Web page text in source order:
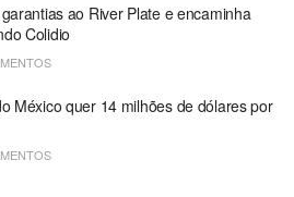
ao River Plate e encaminha
Colidio
México quer 14 milhões de dólares por